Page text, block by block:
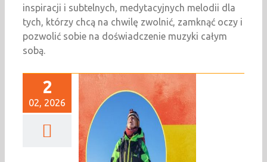
inspiracji i subtelnych, medytacyjnych melodii dla
tych, którzy chcą na chwilę zwolnić, zamknąć oczy i
pozwolić sobie na doświadczenie muzyki całym
sobą.
2
02, 2026